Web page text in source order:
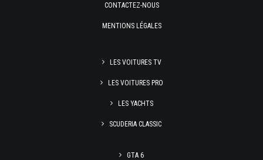
CONTACTEZ-NOUS
MENTIONS LÉGALES
LES VOITURES TV
LES VOITURES PRO
LES YACHTS
SCUDERIA CLASSIC
GTA 6